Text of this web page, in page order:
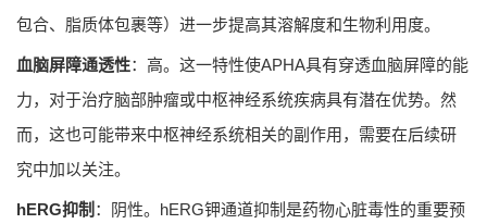
包合、脂质体包裹等）进一步提高其溶解度和生物利用度。
血脑屏障通透性：高。这一特性使APHA具有穿透血脑屏障的能
力，对于治疗脑部肿瘤或中枢神经系统疾病具有潜在优势。然
而，这也可能带来中枢神经系统相关的副作用，需要在后续研
究中加以关注。
hERG抑制 ：阴性。hERG钾通道抑制是药物心脏毒性的重要预